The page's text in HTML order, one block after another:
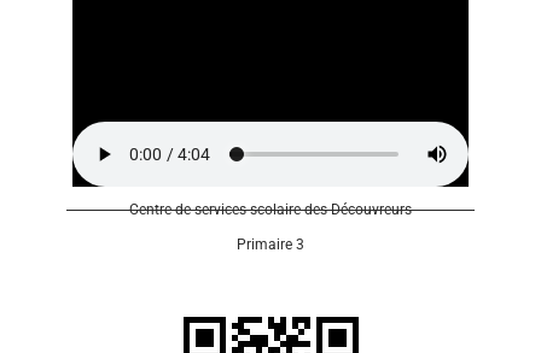
Centre de services scolaire des Découvreurs
Primaire 3